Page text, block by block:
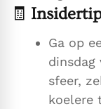
🧾
Ga op
dinsdag
sfeer,
koelere